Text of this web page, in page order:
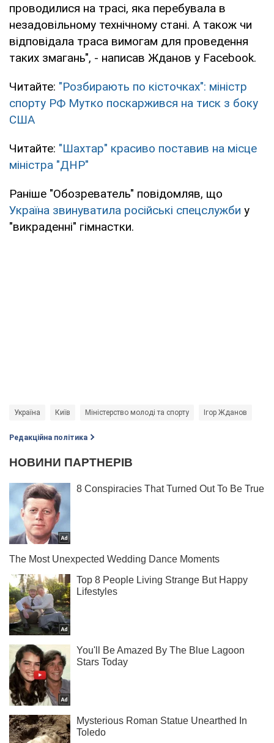
проводилися на трасі, яка перебувала в
незадовільному технічному стані. А також чи
відповідала траса вимогам для проведення
таких змагань", - написав Жданов у Facebook.
Читайте: "Розбирають по кісточках": міністр
спорту РФ Мутко поскаржився на тиск з боку
США
Читайте: "Шахтар" красиво поставив на місце
міністра "ДНР"
Раніше "Обозреватель" повідомляв, що
Україна звинуватила російські спецслужби у
"викраденні" гімнастки.
Україна Київ Міністерство молоді та спорту Ігор Жданов
Редакційна політика